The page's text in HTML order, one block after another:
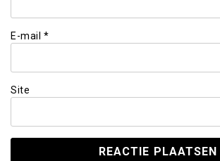
E-mail *
Site